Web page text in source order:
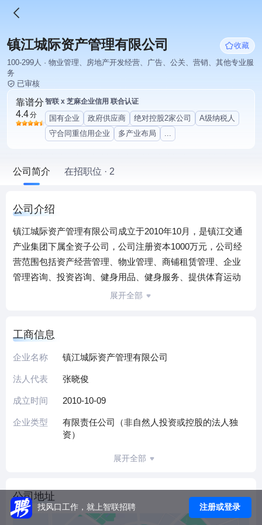
镇江城际资产管理有限公司
收藏
100-299人 · 物业管理、房地产开发经营、广告、公关、营销、其他专业服
务
已审核
靠谱分
4.4分
智联 x 芝麻企业信用 联合认证
国有企业 政府供应商 绝对控股2家公司
A级纳税人
守合同重信用企业
多产业布局 ...
公司简介 在招职位 · 2
公司介绍
镇江城际资产管理有限公司成立于2010年10月，是镇江交通
产业集团下属全资子公司，公司注册资本1000万元，公司经
营范围包括资产经营管理、物业管理、商铺租赁管理、企业
管理咨询、投资咨询、健身用品、健身服务、提供体育运动
心，位于镇江城际南广场地下一层，营业面积约10000㎡，提
供专业的教练团队,全套配备一线品牌健身器械，拥有独立的
身中心设有跑步机、动感单车、开放式器材、形体操房、理
疗室、营养餐吧、休息接待区、更衣淋浴区、亲子培训区等
的满足不同会员爱好健身的需求；超强外籍私教，帮你实现
后，结合智能互联网健身平台，创立的新型健身品牌。艾尚
微健身打破了传统健身行业经营的不便性，以“小而美、时
尚、便捷”为自身理念。紧跟当下网络消费的新经济时代潮
展开全部
工商信息
企业名称 镇江城际资产管理有限公司
法人代表 张晓俊
成立时间 2010-10-09
企业类型
有限责任公司（非自然人投资或控股的法人独
资）
展开全部
公司地址
找风口工作，就上智联招聘 注册或登录